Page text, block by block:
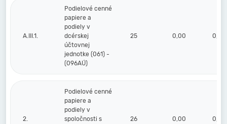
A.III.1.
Podielové cenné
papiere a
podiely v
dcérskej
účtovnej
jednotke (061) -
(096AÚ)
25 0,00 0,00
2.
Podielové cenné
papiere a
podiely v
spoločnosti s
26 0,00 0,00